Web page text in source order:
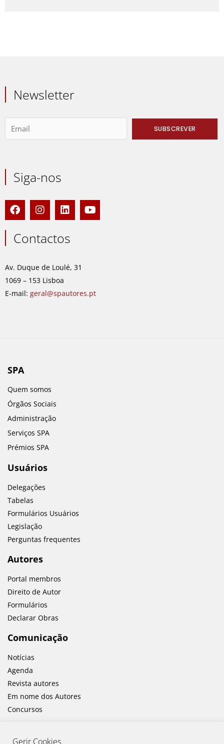
Newsletter
Siga-nos
F
a
c
e
b
o
k
I
n
s
t
a
r
a
m
L
i
n
k
e
i
n
Y
o
u
Contactos
Av. Duque de Loulé, 31
1069 – 153 Lisboa
E-mail: geral@spautores.pt
SPA
Quem somos
Órgãos Sociais
Administração
Serviços SPA
Prémios SPA
Usuários
Delegações
Tabelas
Formulários Usuários
Legislação
Perguntas frequentes
Autores
Portal membros
Direito de Autor
Formulários
Declarar Obras
Comunicação
Notícias
Agenda
Revista autores
Em nome dos Autores
Concursos
Gerir Cookies